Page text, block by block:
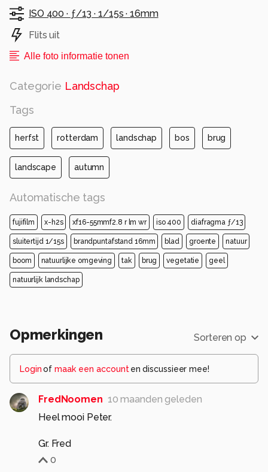
ISO 400 · ƒ/13 · 1/15s ·16mm
Flits uit
Alle foto informatie tonen
Categorie Landschap
Tags
herfst rotterdam landschap bos brug
landscape autumn
Automatische tags
fujifilm x-h2s xf16-55mmf2.8 r lm wr iso 400 diafragma ƒ/13
sluitertijd 1/15s brandpuntafstand 16mm blad groente natuur
boom natuurlijke omgeving tak brug vegetatie geel
natuurlijk landschap
Opmerkingen Sorteren op
Loginof maak een account en discussieer mee!
FredNoomen 10 maanden geleden
Heel mooi Peter.
Gr. Fred
0